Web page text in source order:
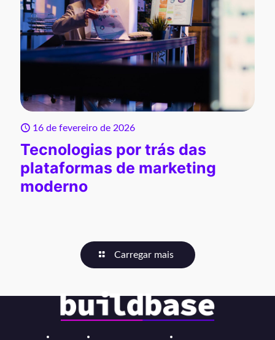
16 de fevereiro de 2026
Tecnologias por trás das
plataformas de marketing
moderno
Carregar mais